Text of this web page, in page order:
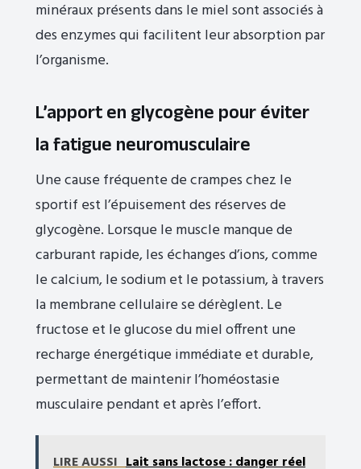
minéraux présents dans le miel sont associés à
des enzymes qui facilitent leur absorption par
l’organisme.
L’apport en glycogène pour éviter
la fatigue neuromusculaire
Une cause fréquente de crampes chez le
sportif est l’épuisement des réserves de
glycogène. Lorsque le muscle manque de
carburant rapide, les échanges d’ions, comme
le calcium, le sodium et le potassium, à travers
la membrane cellulaire se dérèglent. Le
fructose et le glucose du miel offrent une
recharge énergétique immédiate et durable,
permettant de maintenir l’homéostasie
musculaire pendant et après l’effort.
LIRE AUSSI Lait sans lactose : danger réel